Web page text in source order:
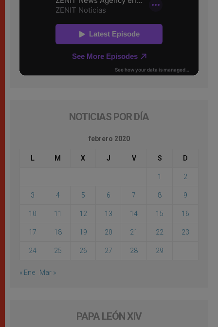
NOTICIAS POR DÍA
febrero 2020
L M X J V S D
1 2
3 4 5 6 7 8 9
10 11 12 13 14 15 16
17 18 19 20 21 22 23
24 25 26 27 28 29
« Ene Mar »
PAPA LEÓN XIV